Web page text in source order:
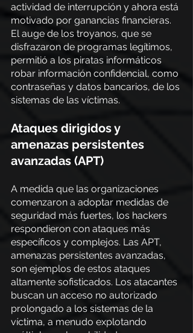
actividad de interrupción y ahora está
motivado por ganancias financieras.
El auge de los troyanos, que se
disfrazaron de programas legítimos,
permitió a los piratas informáticos
robar información confidencial, como
contraseñas y datos bancarios, de los
sistemas de las víctimas.
Ataques dirigidos y
amenazas persistentes
avanzadas (APT)
A medida que las organizaciones
comenzaron a adoptar medidas de
seguridad más fuertes, los hackers
respondieron con ataques más
específicos y complejos. Las APT,
amenazas persistentes avanzadas,
son ejemplos de estos ataques
altamente sofisticados. Los atacantes
buscan un acceso no autorizado
prolongado a los sistemas de la
víctima, a menudo explotando